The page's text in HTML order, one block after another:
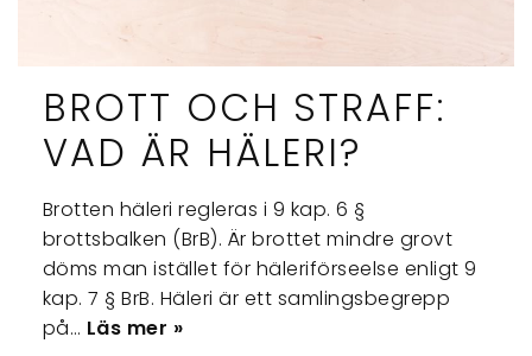
BROTT OCH STRAFF:
VAD ÄR HÄLERI?
Brotten häleri regleras i 9 kap. 6 §
brottsbalken (BrB). Är brottet mindre grovt
döms man istället för häleriförseelse enligt 9
kap. 7 § BrB. Häleri är ett samlingsbegrepp
på… Läs mer »